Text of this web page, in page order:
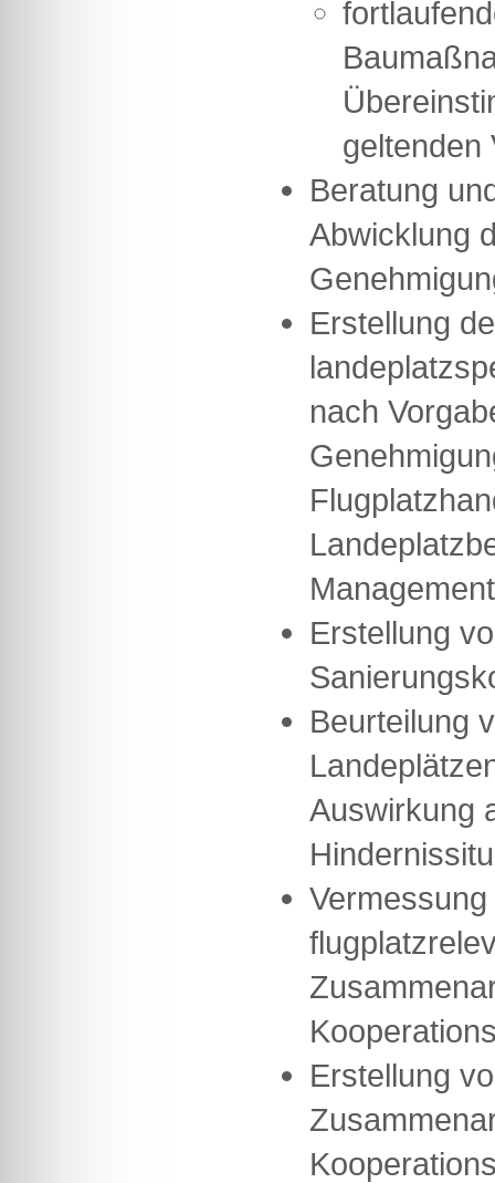
geltenden
Beratung
Abwicklung
Erstellung
nach
Erstellung
Beurteilung
Auswirkung
Erstellung